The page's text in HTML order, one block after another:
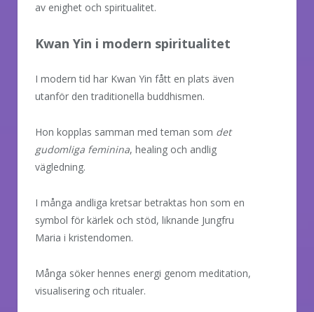
av enighet och spiritualitet.
Kwan Yin i modern spiritualitet
I modern tid har Kwan Yin fått en plats även
utanför den traditionella buddhismen.
Hon kopplas samman med teman som det
gudomliga feminina, healing och andlig
vägledning.
I många andliga kretsar betraktas hon som en
symbol för kärlek och stöd, liknande Jungfru
Maria i kristendomen.
Många söker hennes energi genom meditation,
visualisering och ritualer.